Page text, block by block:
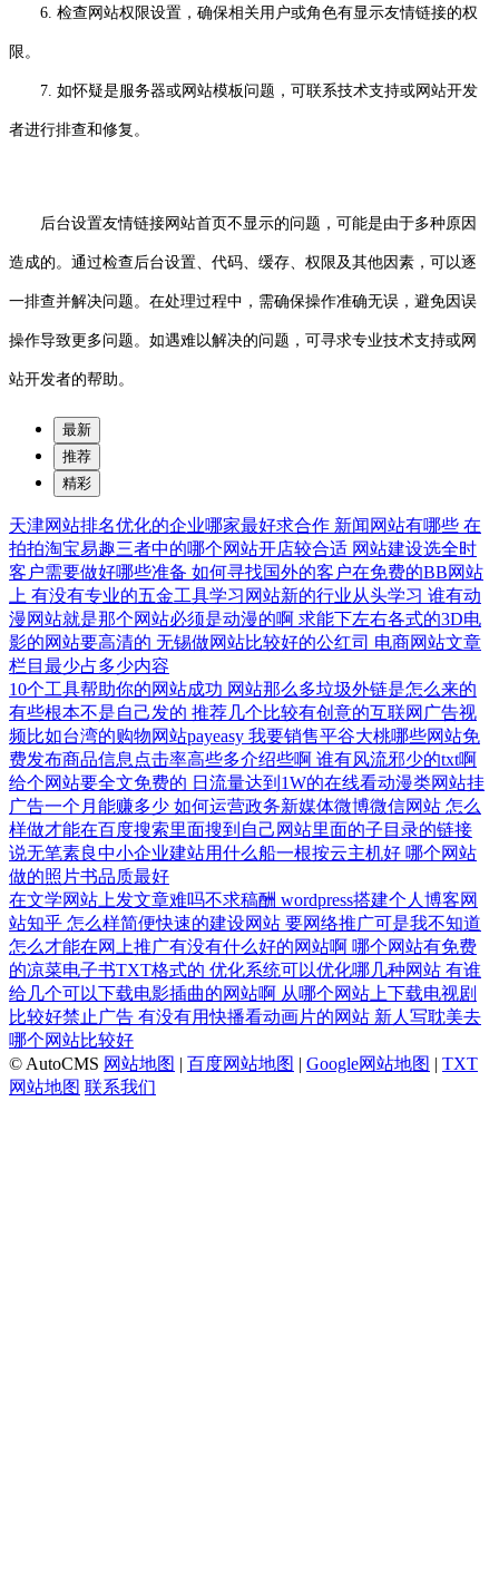
6. 检查网站权限设置，确保相关用户或角色有显示友情链接的权
限。
7. 如怀疑是服务器或网站模板问题，可联系技术支持或网站开发
者进行排查和修复。
后台设置友情链接网站首页不显示的问题，可能是由于多种原因
造成的。通过检查后台设置、代码、缓存、权限及其他因素，可以逐
一排查并解决问题。在处理过程中，需确保操作准确无误，避免因误
操作导致更多问题。如遇难以解决的问题，可寻求专业技术支持或网
站开发者的帮助。
最新
推荐
精彩
天津网站排名优化的企业哪家最好求合作 新闻网站有哪些 在
拍拍淘宝易趣三者中的哪个网站开店较合适 网站建设选全时
客户需要做好哪些准备 如何寻找国外的客户在免费的BB网站
上 有没有专业的五金工具学习网站新的行业从头学习 谁有动
漫网站就是那个网站必须是动漫的啊 求能下左右各式的3D电
影的网站要高清的 无锡做网站比较好的公红司 电商网站文章
栏目最少占多少内容
10个工具帮助你的网站成功 网站那么多垃圾外链是怎么来的
有些根本不是自己发的 推荐几个比较有创意的互联网广告视
频比如台湾的购物网站payeasy 我要销售平谷大桃哪些网站免
费发布商品信息点击率高些多介绍些啊 谁有风流邪少的txt啊
给个网站要全文免费的 日流量达到1W的在线看动漫类网站挂
广告一个月能赚多少 如何运营政务新媒体微博微信网站 怎么
样做才能在百度搜索里面搜到自己网站里面的子目录的链接
说无笔素良中小企业建站用什么船一根按云主机好 哪个网站
做的照片书品质最好
在文学网站上发文章难吗不求稿酬 wordpress搭建个人博客网
站知乎 怎么样简便快速的建设网站 要网络推广可是我不知道
怎么才能在网上推广有没有什么好的网站啊 哪个网站有免费
的凉菜电子书TXT格式的 优化系统可以优化哪几种网站 有谁
给几个可以下载电影插曲的网站啊 从哪个网站上下载电视剧
比较好禁止广告 有没有用快播看动画片的网站 新人写耽美去
哪个网站比较好
© AutoCMS 网站地图 | 百度网站地图 | Google网站地图 | TXT
网站地图 联系我们